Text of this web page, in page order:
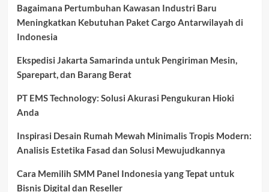
Bagaimana Pertumbuhan Kawasan Industri Baru
Meningkatkan Kebutuhan Paket Cargo Antarwilayah di
Indonesia
Ekspedisi Jakarta Samarinda untuk Pengiriman Mesin,
Sparepart, dan Barang Berat
PT EMS Technology: Solusi Akurasi Pengukuran Hioki
Anda
Inspirasi Desain Rumah Mewah Minimalis Tropis Modern:
Analisis Estetika Fasad dan Solusi Mewujudkannya
Cara Memilih SMM Panel Indonesia yang Tepat untuk
Bisnis Digital dan Reseller